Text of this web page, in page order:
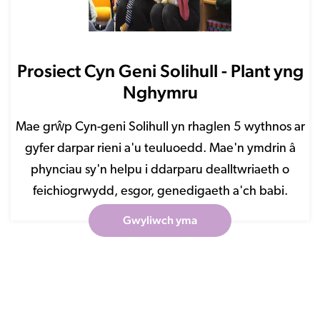
Prosiect Cyn Geni Solihull - Plant yng
Nghymru
Mae grŵp Cyn-geni Solihull yn rhaglen 5 wythnos ar
gyfer darpar rieni a'u teuluoedd. Mae'n ymdrin â
phynciau sy'n helpu i ddarparu dealltwriaeth o
feichiogrwydd, esgor, genedigaeth a'ch babi.
Gwyliwch yma